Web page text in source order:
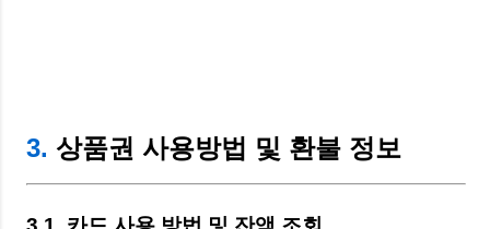
3. 상품권 사용방법 및 환불 정보